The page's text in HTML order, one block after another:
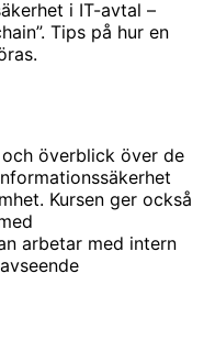
i IT-avtal –
Tips på hur en
överblick över de
Kursen ger också
arbetar med intern